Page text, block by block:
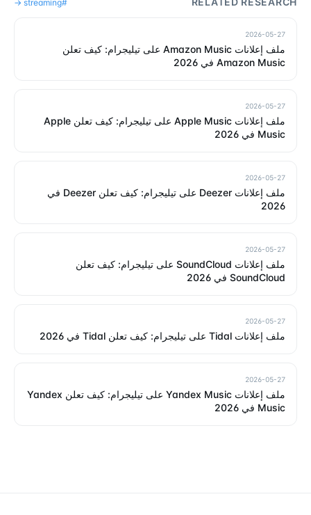
#
streaming
→
2026-05-27
ملف إعلانات Amazon Music على تيليجرام: كيف تعلن
Amazon Music في 2026
2026-05-27
ملف إعلانات Apple Music على تيليجرام: كيف تعلن Apple
Music في 2026
2026-05-27
ملف إعلانات Deezer على تيليجرام: كيف تعلن Deezer في
2026
2026-05-27
ملف إعلانات SoundCloud على تيليجرام: كيف تعلن
SoundCloud في 2026
2026-05-27
ملف إعلانات Tidal على تيليجرام: كيف تعلن Tidal في 2026
2026-05-27
ملف إعلانات Yandex Music على تيليجرام: كيف تعلن Yandex
Music في 2026